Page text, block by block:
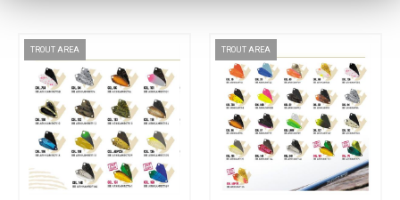
TROUT AREA TROUT AREA